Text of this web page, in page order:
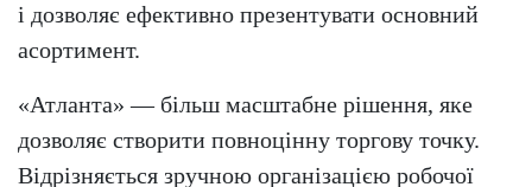
і дозволяє ефективно презентувати основний
асортимент.
«Атланта» — більш масштабне рішення, яке
дозволяє створити повноцінну торгову точку.
Відрізняється зручною організацією робочої